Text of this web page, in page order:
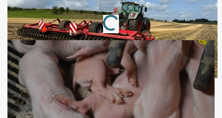
Annonce
Loading...